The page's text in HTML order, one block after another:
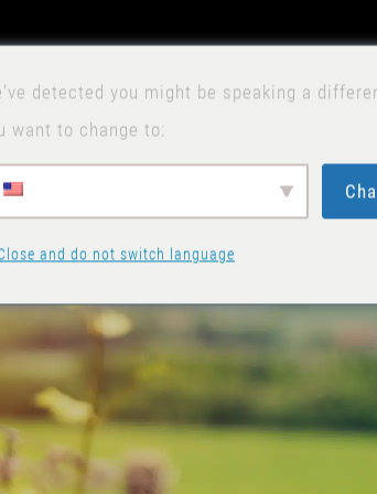
detected you might be speaking a
want to change to:
and do not switch language